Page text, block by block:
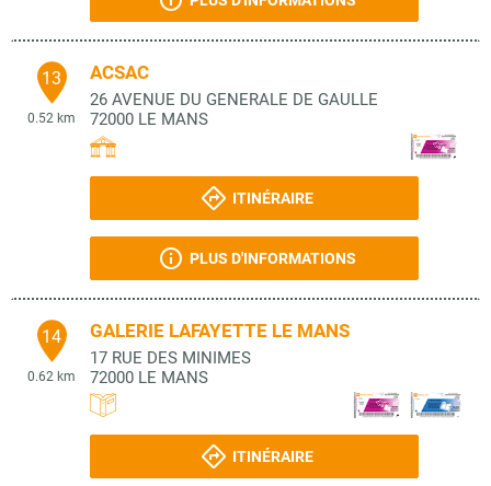
13
0.52 km
ACSAC
26 AVENUE DU GENERALE DE GAULLE
72000 LE MANS
ITINÉRAIRE
PLUS D'INFORMATIONS
14
0.62 km
GALERIE LAFAYETTE LE MANS
17 RUE DES MINIMES
72000 LE MANS
ITINÉRAIRE